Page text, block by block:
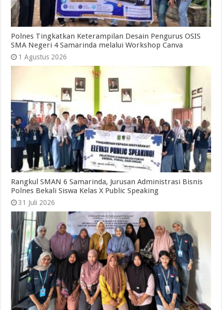
Polnes Tingkatkan Keterampilan Desain Pengurus OSIS
SMA Negeri 4 Samarinda melalui Workshop Canva
1 Agustus 2026
Rangkul SMAN 6 Samarinda, Jurusan Administrasi Bisnis
Polnes Bekali Siswa Kelas X Public Speaking
31 Juli 2026